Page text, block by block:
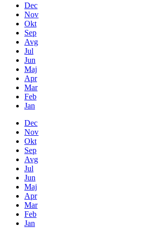
Dec
Nov
Okt
Sep
Avg
Jul
Jun
Maj
Apr
Mar
Feb
Jan
Dec
Nov
Okt
Sep
Avg
Jul
Jun
Maj
Apr
Mar
Feb
Jan